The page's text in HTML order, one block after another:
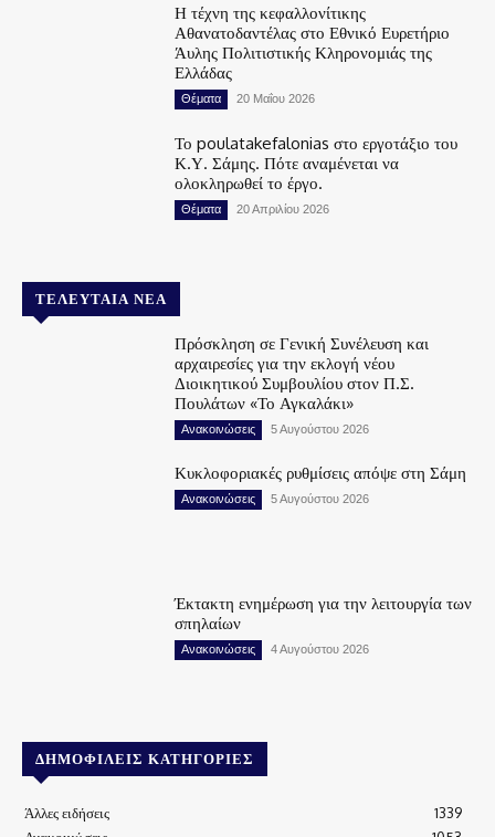
Η τέχνη της κεφαλλονίτικης
Αθανατοδαντέλας στο Εθνικό Ευρετήριο
Άυλης Πολιτιστικής Κληρονομιάς της
Ελλάδας
Θέματα 20 Μαΐου 2026
Το poulatakefalonias στο εργοτάξιο του
Κ.Υ. Σάμης. Πότε αναμένεται να
ολοκληρωθεί το έργο.
Θέματα 20 Απριλίου 2026
ΤΕΛΕΥΤΑΊΑ ΝΈΑ
Πρόσκληση σε Γενική Συνέλευση και
αρχαιρεσίες για την εκλογή νέου
Διοικητικού Συμβουλίου στον Π.Σ.
Πουλάτων «Το Αγκαλάκι»
Ανακοινώσεις 5 Αυγούστου 2026
Κυκλοφοριακές ρυθμίσεις απόψε στη Σάμη
Ανακοινώσεις 5 Αυγούστου 2026
Έκτακτη ενημέρωση για την λειτουργία των
σπηλαίων
Ανακοινώσεις 4 Αυγούστου 2026
ΔΗΜΟΦΙΛΕΊΣ ΚΑΤΗΓΟΡΊΕΣ
Άλλες ειδήσεις
1339